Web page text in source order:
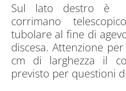
Sul lato destro è
corrimano
tubolare al fine di
discesa. Attenzione
cm di larghezza il
previsto per questioni